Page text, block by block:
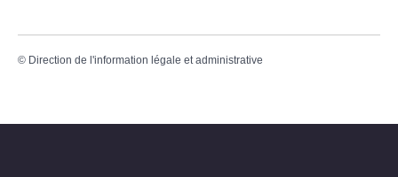
© Direction de l'information légale et administrative